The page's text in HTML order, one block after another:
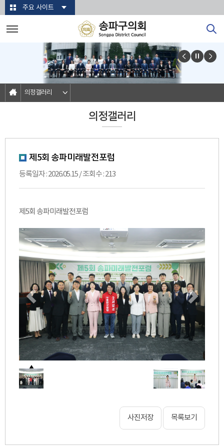
본문바로가기주요 사이트
의정갤러리
의정갤러리
제5회 송파미래발전포럼
등록일자 : 2026.05.15 / 조회수 : 213
제5회 송파미래발전포럼
목록보기
사진저장